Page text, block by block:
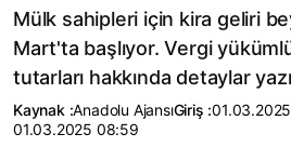
Mülk sahipleri için kira geliri
Mart'ta başlıyor. Vergi
tutarları hakkında detaylar
Kaynak :Anadolu AjansıGiriş :
01.03.2025 08:59